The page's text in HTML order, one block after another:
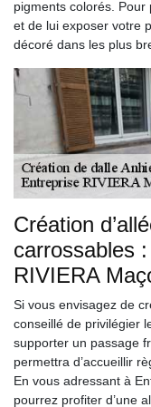
pigments colorés. Pour
et de lui exposer votre
décoré dans les plus
Création
carrossables
RIVIERA
Si vous envisagez de
conseillé de privilégier
supporter un passage
permettra d’accueillir
En vous adressant à
pourrez profiter d’une